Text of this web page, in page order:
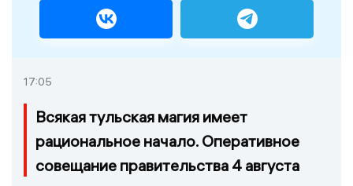
17:05
Всякая тульская магия имеет
рациональное начало. Оперативное
совещание правительства 4 августа